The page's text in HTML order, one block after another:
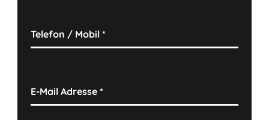
Telefon / Mobil*
E-Mail Adresse*